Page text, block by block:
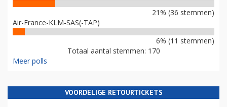
21% (36 stemmen)
Air-France-KLM-SAS(-TAP)
6% (11 stemmen)
Totaal aantal stemmen: 170
Meer polls
VOORDELIGE RETOURTICKETS